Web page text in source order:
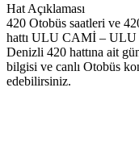
Hat Açıklaması
420 Otobüs saatleri ve
hattı ULU CAMİ – ULU
Denizli 420 hattına ait
bilgisi ve canlı Otobüs
edebilirsiniz.